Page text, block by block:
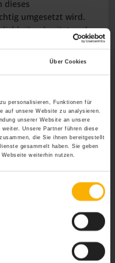
Über Cookies
personalisieren, Funktionen für
auf unsere Website zu analysieren.
unserer Website an unsere
Unsere Partner führen diese
die Sie ihnen bereitgestellt
gesammelt haben. Sie geben
weiterhin nutzen.
dieses
umgesetzt wird.
besitzt und
ob in der Firma
flexibel
Kontakt
“einzufordern”.
Meetings
Arbeitstage –
zu leisten sind oder
für Unternehmen,
Interaktion ist